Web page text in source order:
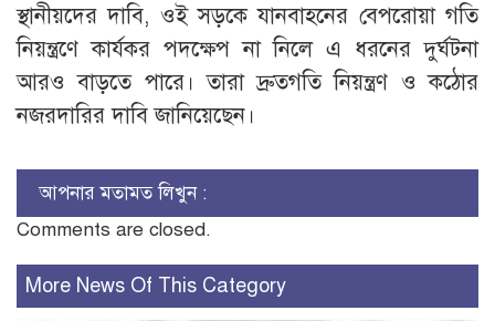
স্থানীয়দের দাবি, ওই সড়কে যানবাহনের বেপরোয়া গতি
নিয়ন্ত্রণে কার্যকর পদক্ষেপ না নিলে এ ধরনের দুর্ঘটনা
আরও বাড়তে পারে। তারা দ্রুতগতি নিয়ন্ত্রণ ও কঠোর
নজরদারির দাবি জানিয়েছেন।
আপনার মতামত লিখুন :
Comments are closed.
More News Of This Category